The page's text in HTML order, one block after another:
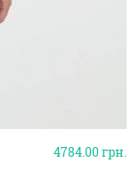
4784.00грн.